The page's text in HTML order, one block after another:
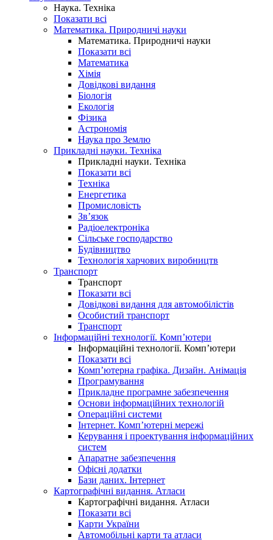
Наука. Техніка
Показати всі
Математика. Природничі науки
Математика. Природничі науки
Показати всі
Математика
Хімія
Довідкові видання
Біологія
Екологія
Фізика
Астрономія
Наука про Землю
Прикладні науки. Техніка
Прикладні науки. Техніка
Показати всі
Техніка
Енергетика
Промисловість
Зв’язок
Радіоелектроніка
Сільське господарство
Будівництво
Технологія харчових виробництв
Транспорт
Транспорт
Показати всі
Довідкові видання для автомобілістів
Особистий транспорт
Транспорт
Інформаційні технології. Комп’ютери
Інформаційні технології. Комп’ютери
Показати всі
Комп’ютерна графіка. Дизайн. Анімація
Програмування
Прикладне програмне забезпечення
Основи інформаційних технологій
Операційні системи
Інтернет. Комп’ютерні мережі
Керування і проектування інформаційних
систем
Апаратне забезпечення
Офісні додатки
Бази даних. Інтернет
Картографічні видання. Атласи
Картографічні видання. Атласи
Показати всі
Карти України
Автомобільні карти та атласи